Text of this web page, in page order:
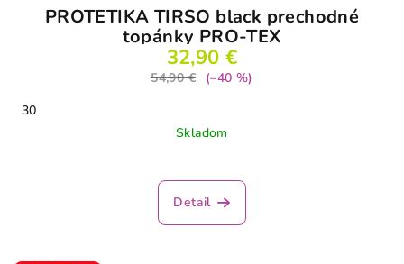
PROTETIKA TIRSO black prechodné
topánky PRO-TEX
32,90 €
54,90 €
(–40 %)
30
Skladom
Detail